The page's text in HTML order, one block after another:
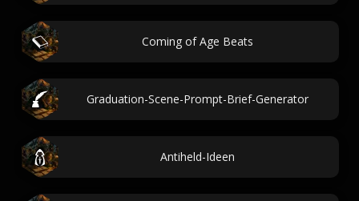
Coming of Age Beats
Graduation-Scene-Prompt-Brief-Generator
Antiheld-Ideen